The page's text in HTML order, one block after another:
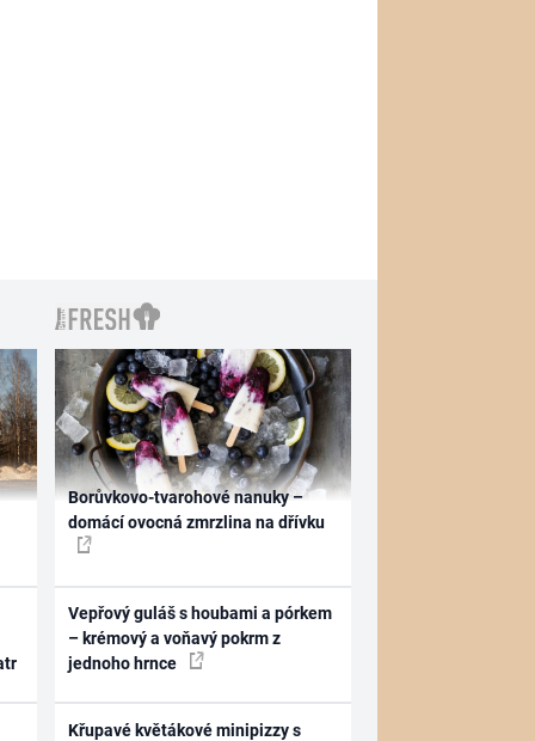
Borůvkovo-tvarohové nanuky –
domácí ovocná zmrzlina na dřívku
Vepřový guláš s houbami a pórkem
– krémový a voňavý pokrm z
jednoho hrnce
Křupavé květákové minipizzy s